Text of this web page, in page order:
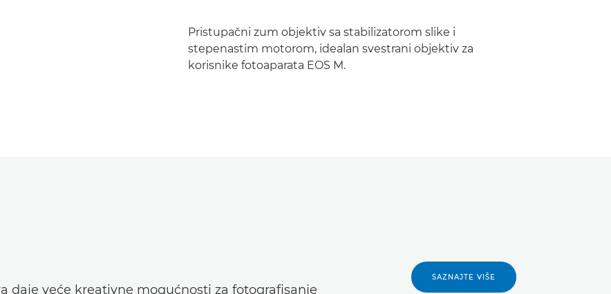
Pristupačni zum objektiv sa stabilizatorom slike i
stepenastim motorom, idealan svestrani objektiv za
korisnike fotoaparata EOS M.
daje veće kreativne mogućnosti za fotografisanje
SAZNAJTE VIŠE